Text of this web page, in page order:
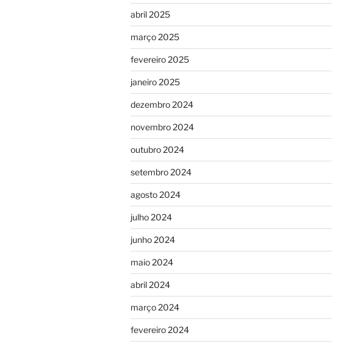
abril 2025
março 2025
fevereiro 2025
janeiro 2025
dezembro 2024
novembro 2024
outubro 2024
setembro 2024
agosto 2024
julho 2024
junho 2024
maio 2024
abril 2024
março 2024
fevereiro 2024